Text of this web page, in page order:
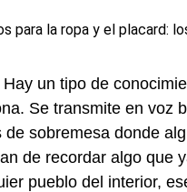
Hay un tipo de
Se transmite en voz
de sobremesa donde
de recordar algo que
pueblo del interior,